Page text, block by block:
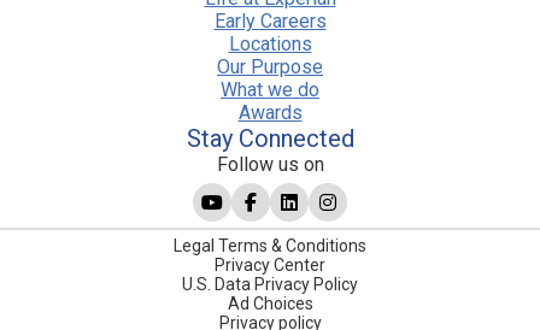
Early Careers
Locations
Our Purpose
What we do
Awards
Stay Connected
Follow us on
Legal Terms & Conditions
Privacy Center
U.S. Data Privacy Policy
Ad Choices
Privacy policy